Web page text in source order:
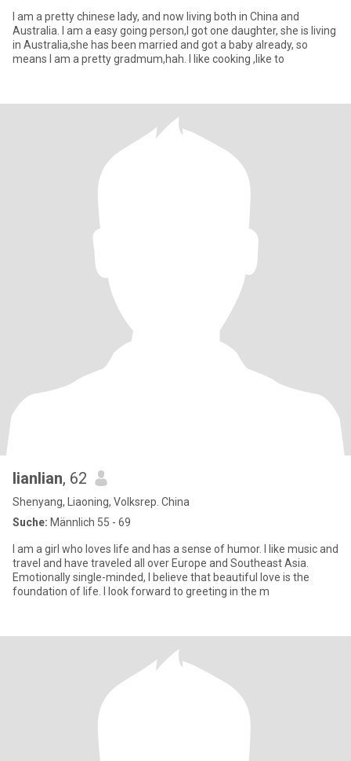
I am a pretty chinese lady, and now living both in China and
Australia. I am a easy going person,I got one daughter, she is living
in Australia,she has been married and got a baby already, so
means I am a pretty gradmum,hah. I like cooking ,like to
lianlian, 62
Shenyang, Liaoning, Volksrep. China
Suche: Männlich 55 - 69
I am a girl who loves life and has a sense of humor. I like music and
travel and have traveled all over Europe and Southeast Asia.
Emotionally single-minded, I believe that beautiful love is the
foundation of life. I look forward to greeting in the m